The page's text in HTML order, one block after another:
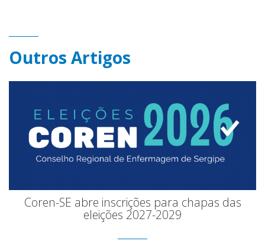
Outros Artigos
Coren-SE abre inscrições para chapas das
eleições 2027-2029